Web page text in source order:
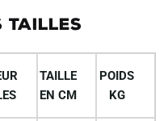
TAILLES
TAILLE
EN CM
POIDS
KG